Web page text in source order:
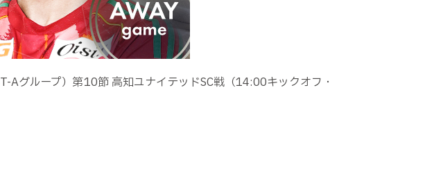
グループ）第10節 高知ユナイテッドSC戦（14:00キックオフ・